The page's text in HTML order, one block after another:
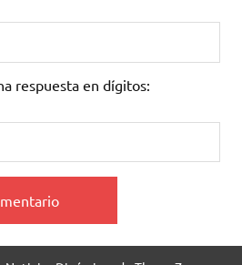
respuesta en dígitos: